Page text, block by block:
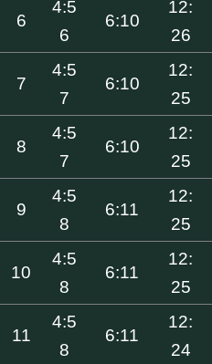
6
4:5
6
6:10
12:
26
7
4:5
7
6:10
12:
25
8
4:5
7
6:10
12:
25
9
4:5
8
6:11
12:
25
10
4:5
8
6:11
12:
25
11
4:5
8
6:11
12:
24